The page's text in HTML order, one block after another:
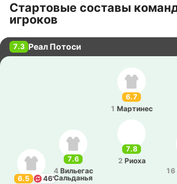
Стартовые составы
игроков
7.3 Реал Потоси
6.7
1 Ма­рти­нес
7.8
2 Риоха
16
6.5
46'
7.6
4 Ви­лье­гас
Са­льда­нья